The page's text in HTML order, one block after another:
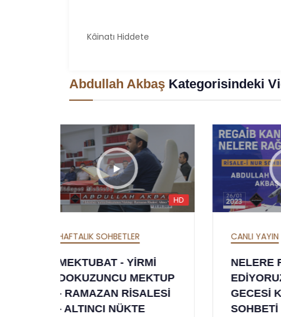
Kâinatı Hiddete
Abdullah Akbaş Kategorisindeki
CANLI YAYIN
NELERE RAĞBET
EDİYORUZ - REGAİB
GECESİ KANDİL
SOHBETİ - RİSALE-İ
CUMA